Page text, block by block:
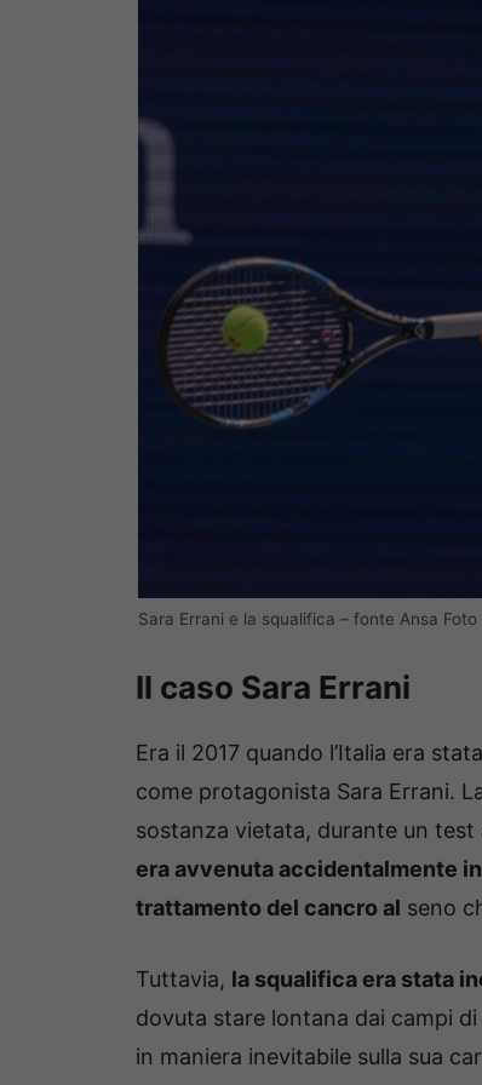
Sara Errani e la squalifica – fonte Ansa Foto
Il caso Sara Errani
Era il 2017 quando l’Italia era
come protagonista Sara Errani.
sostanza vietata, durante un test
era avvenuta accidentalmente
trattamento del cancro al seno
Tuttavia, la squalifica era stata
dovuta stare lontana dai campi
in maniera inevitabile sulla sua